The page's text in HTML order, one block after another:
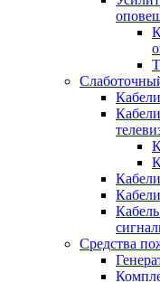
Средства